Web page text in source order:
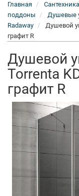
Главная Сантехника
поддоны
Душевые
Radaway
Душевой
графит R
Душевой
Torrenta
графит R